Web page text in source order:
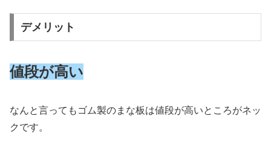
デメリット
値段が高い
なんと言ってもゴム製のまな板は値段が高いところがネッ
クです。